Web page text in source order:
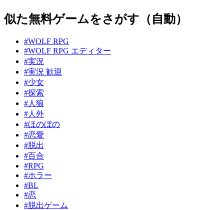
似た無料ゲームをさがす（自動）
#WOLF RPG
#WOLF RPG エディター
#実況
#実況 歓迎
#少女
#探索
#人狼
#人外
#ほのぼの
#恋愛
#脱出
#百合
#RPG
#ホラー
#BL
#恋
#脱出ゲーム